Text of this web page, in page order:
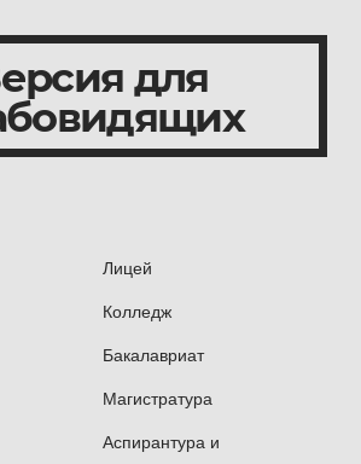
Лицей
Колледж
Бакалавриат
Магистратура
Аспирантура и
для